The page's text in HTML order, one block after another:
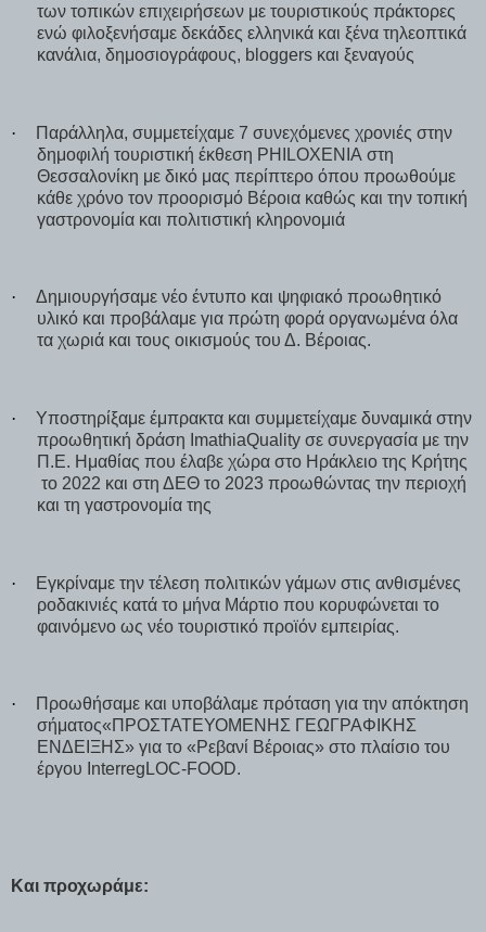
των τοπικών επιχειρήσεων με τουριστικούς πράκτορες
ενώ φιλοξενήσαμε δεκάδες ελληνικά και ξένα τηλεοπτικά
κανάλια, δημοσιογράφους, bloggers και ξεναγούς
·
Παράλληλα, συμμετείχαμε 7 συνεχόμενες χρονιές στην
δημοφιλή τουριστική έκθεση PHILOXENIA στη
Θεσσαλονίκη με δικό μας περίπτερο όπου προωθούμε
κάθε χρόνο τον προορισμό Βέροια καθώς και την τοπική
γαστρονομία και πολιτιστική κληρονομιά
·
Δημιουργήσαμε νέο έντυπο και ψηφιακό προωθητικό
υλικό και προβάλαμε για πρώτη φορά οργανωμένα όλα
τα χωριά και τους οικισμούς του Δ. Βέροιας.
·
Υποστηρίξαμε έμπρακτα και συμμετείχαμε δυναμικά στην
προωθητική δράση ImathiaQuality σε συνεργασία με την
Π.Ε. Ημαθίας που έλαβε χώρα στο Ηράκλειο της Κρήτης
το 2022 και στη ΔΕΘ το 2023 προωθώντας την περιοχή
και τη γαστρονομία της
·
Εγκρίναμε την τέλεση πολιτικών γάμων στις ανθισμένες
ροδακινιές κατά το μήνα Μάρτιο που κορυφώνεται το
φαινόμενο ως νέο τουριστικό προϊόν εμπειρίας.
·
Προωθήσαμε και υποβάλαμε πρόταση για την απόκτηση
σήματος«ΠΡΟΣΤΑΤΕΥΟΜΕΝΗΣ ΓΕΩΓΡΑΦΙΚΗΣ
ΕΝΔΕΙΞΗΣ» για το «Ρεβανί Βέροιας» στο πλαίσιο του
έργου InterregLOC-FOOD.
Και προχωράμε: